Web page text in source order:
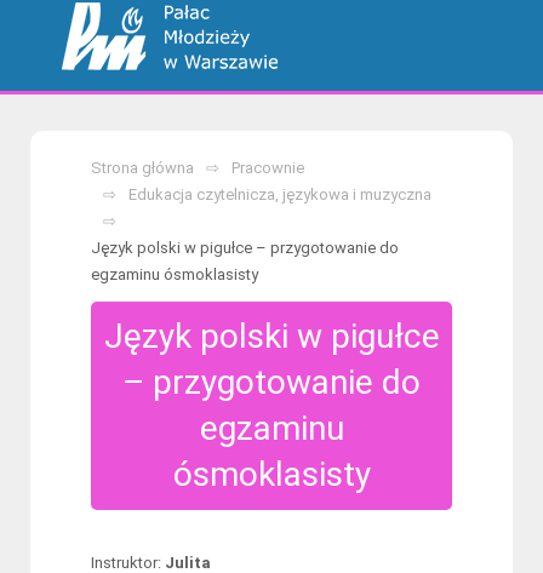
Strona główna
Pracownie
Edukacja czytelnicza, językowa i muzyczna
Język polski w pigułce – przygotowanie do
egzaminu ósmoklasisty
Język polski w pigułce
– przygotowanie do
egzaminu
ósmoklasisty
Instruktor: Julita